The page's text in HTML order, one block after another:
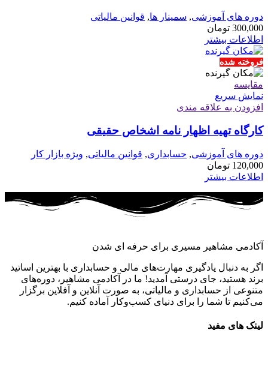
دوره های آموزشی, سمینار ها, قوانین مالیاتی
300,000 تومان
اطلاعات بیشتر
فروخته شده
مقايسه
نمایش سریع
افزودن به علاقه مندی
کارگاه تهیه اظهار نامه اشخاص حقیقی
دوره های آموزشی, حسابداری, قوانین مالیاتی, ویژه بازار کار
120,000 تومان
اطلاعات بیشتر
آکادمی مشاهیر مسیری برای حرفه ای شدن
اگر به دنبال یادگیری مهارت‌های مالی و حسابداری با بهترین اساتید
برند هستید، جای درستی آمدید! ما در آکادمی مشاهیر، دوره‌های
متنوعی از حسابداری و مالیاتی، به صورت آنلاین و آفلاین برگزار
می‌کنیم تا شما را برای دنیای کسب‌وکار آماده کنیم.
لینک های مفید